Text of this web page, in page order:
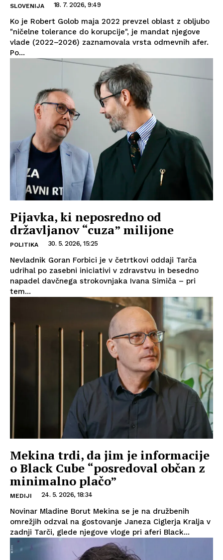
SLOVENIJA 18. 7. 2026, 9:49
Ko je Robert Golob maja 2022 prevzel oblast z obljubo
"ničelne tolerance do korupcije", je mandat njegove
vlade (2022–2026) zaznamovala vrsta odmevnih afer.
Po...
Pijavka, ki neposredno od
državljanov “cuza” milijone
POLITIKA 30. 5. 2026, 15:25
Nevladnik Goran Forbici je v četrtkovi oddaji Tarča
udrihal po zasebni iniciativi v zdravstvu in besedno
napadel davčnega strokovnjaka Ivana Simiča – pri
tem...
Mekina trdi, da jim je informacije
o Black Cube “posredoval občan z
minimalno plačo”
MEDIJI 24. 5. 2026, 18:34
Novinar Mladine Borut Mekina se je na družbenih
omrežjih odzval na gostovanje Janeza Ciglerja Kralja v
zadnji Tarči, glede njegove vloge pri aferi Black...